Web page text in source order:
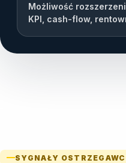
Możliwość
KPI, cash-flow,
SYGNAŁY